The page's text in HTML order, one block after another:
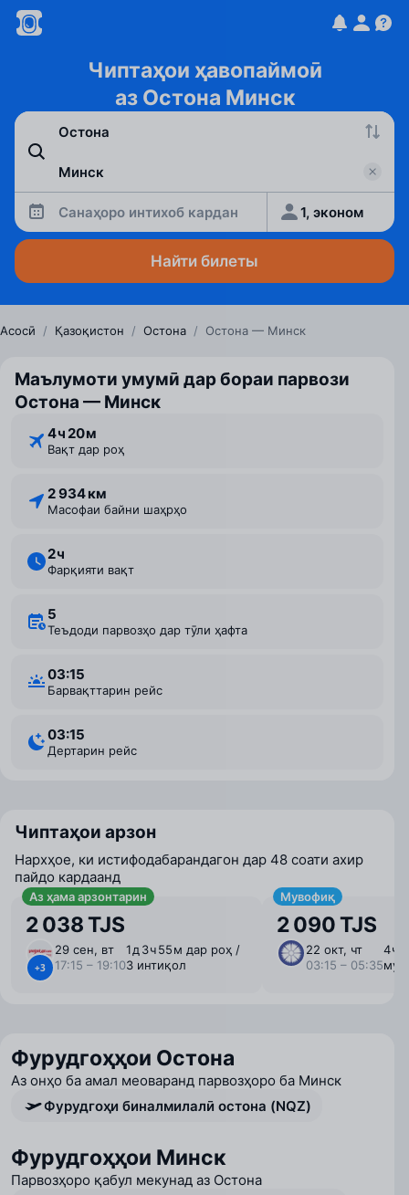
Чиптаҳои ҳавопаймоӣ
аз Остона Минск
Санаҳоро интихоб кардан 1, эконом
Найти билеты
Асосӣ / Қазоқистон / Остона / Остона — Минск
Маълумоти умумӣ дар бораи парвози
Остона — Минск
4 ⁠ч 20 ⁠м
Вақт дар роҳ
2 934 км
Масофаи байни шаҳрҳо
2 ⁠ч
Фарқияти вақт
5
Теъдоди парвозҳо дар тӯли ҳафта
03:15
Барвақттарин рейс
03:15
Дертарин рейс
Чиптаҳои арзон
Нархҳое, ки истифодабарандагон дар 48 соати ахир
пайдо кардаанд
Аз ҳама арзонтарин
2 038 TJS
+3
29 сен, вт
17:15 – 19:10
1 ⁠д 3 ⁠ч 55 ⁠м дар роҳ /
3 интиқол
Мувофиқ
2 090 TJS
22 окт, чт
03:15 – 05:35
4 ⁠ч
Фурудгоҳҳои Остона
Аз онҳо ба амал меоваранд парвозҳоро ба Минск
Фурудгоҳи биналмилалӣ остона (NQZ)
Фурудгоҳҳои Минск
Парвозҳоро қабул мекунад аз Остона